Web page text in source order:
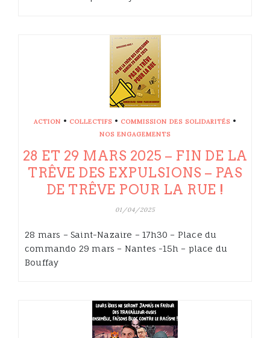
ACTION • COLLECTIFS • COMMISSION DES SOLIDARITÉS •
NOS ENGAGEMENTS
28 ET 29 MARS 2025 – FIN DE LA
TRÊVE DES EXPULSIONS – PAS
DE TRÊVE POUR LA RUE !
01/04/2025
28 mars – Saint-Nazaire – 17h30 – Place du
commando 29 mars – Nantes -15h – place du
Bouffay